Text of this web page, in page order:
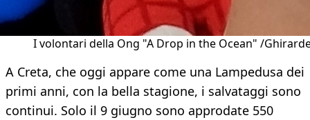
I volontari della Ong "A Drop in the Ocean" /
A Creta, che oggi appare come una Lampedusa dei
primi anni, con la bella stagione, i salvataggi sono
continui. Solo il 9 giugno sono approdate 550